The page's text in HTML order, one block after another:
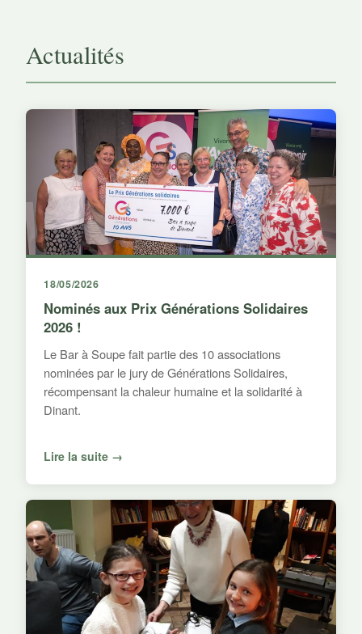
Actualités
18/05/2026
Nominés aux Prix Générations Solidaires
2026 !
Le Bar à Soupe fait partie des 10 associations
nominées par le jury de Générations Solidaires,
récompensant la chaleur humaine et la solidarité à
Dinant.
Lire la suite →